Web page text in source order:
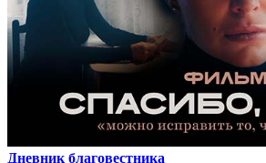
Дневник благовестника